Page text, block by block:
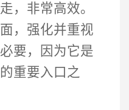
，非常高效。
，强化并重视
要，因为它是
重要入口之